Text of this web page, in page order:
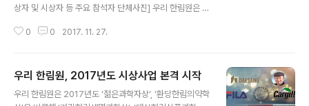
상자 및 시상자 등 주요 참석자 단체사진] 우리 한림원은 지
제3회 대상한림식품과학상 시상식을 개최했다. FILA기초
물리화학의 대가로 꼽히는 김동호 교수는 방향성(aromati
city) 및 반방향성(antiaromaticity) 연구에 새로운 돌파
구를 제공하는 도전적이고 창의적인 연구를 진행하여 과학
0 0 2017. 11. 27.
우리 한림원, 2017년도 시상사업 본격 시작
우리 한림원은 2017년도 ‘젊은과학자상’, ‘환당한림의약학